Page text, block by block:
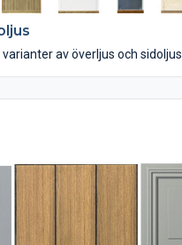
av överljus och sidoljus.